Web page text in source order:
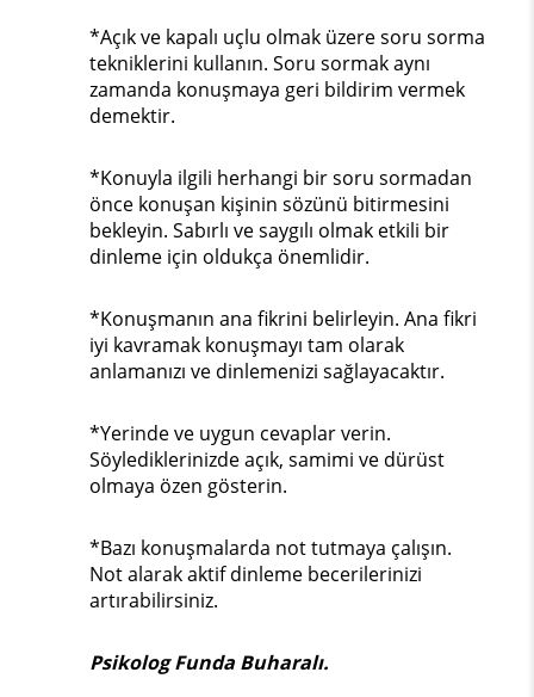
*Açık ve kapalı uçlu olmak üzere soru sorma
tekniklerini kullanın. Soru sormak aynı
zamanda konuşmaya geri bildirim vermek
demektir.
*Konuyla ilgili herhangi bir soru sormadan
önce konuşan kişinin sözünü bitirmesini
bekleyin. Sabırlı ve saygılı olmak etkili bir
dinleme için oldukça önemlidir.
*Konuşmanın ana fikrini belirleyin. Ana fikri
iyi kavramak konuşmayı tam olarak
anlamanızı ve dinlemenizi sağlayacaktır.
*Yerinde ve uygun cevaplar verin.
Söylediklerinizde açık, samimi ve dürüst
olmaya özen gösterin.
*Bazı konuşmalarda not tutmaya çalışın.
Not alarak aktif dinleme becerilerinizi
artırabilirsiniz.
Psikolog Funda Buharalı.